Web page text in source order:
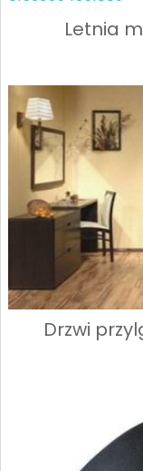
Letnia
Drzwi